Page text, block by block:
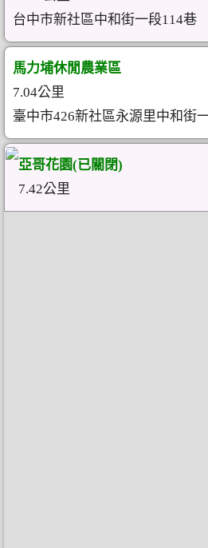
台中市新社區中和街一段114巷
馬力埔休閒農業區
7.04公里
臺中市426新社區永源里中和街
亞哥花園(已關閉)
7.42公里